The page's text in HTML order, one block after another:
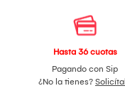
Hasta 36 cuotas
Pagando con Sip
¿No la tienes?